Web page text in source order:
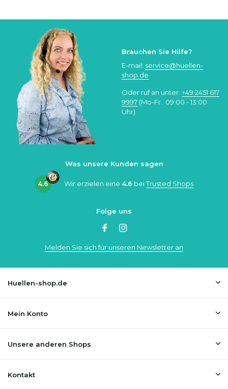
Brauchen Sie Hilfe?
E-mail: service@huellen-
shop.de
Oder ruf an unter: +49 2451 617
9997 (Mo-Fr.: 09:00 - 13:00
Uhr)
Was unsere Kunden sagen
4.6 Wir erzielen eine 4.6 beiTrusted Shops
Folge uns
Melden Sie sich für unseren Newsletter an
Huellen-shop.de
Mein Konto
Unsere anderen Shops
Kontakt